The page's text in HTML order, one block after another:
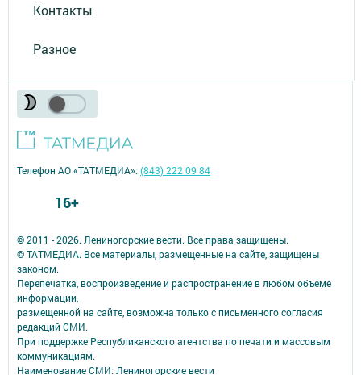
Контакты
Разное
© 2011 - 2026. Лениногорские вести. Все права защищены.
© ТАТМЕДИА. Все материалы, размещенные на сайте, защищены
законом.
Перепечатка, воспроизведение и распространение в любом объеме
информации,
размещенной на сайте, возможна только с письменного согласия
редакций СМИ.
При поддержке Республиканского агентства по печати и массовым
коммуникациям.
Наименование СМИ: Лениногорские вести
Телефон АО «ТАТМЕДИА»:(843) 222 09 84
16+